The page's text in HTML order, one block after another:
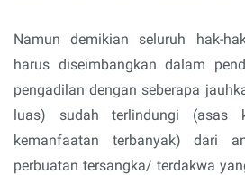
Namun demikian seluruh hak-
harus diseimbangkan dalam
pengadilan dengan seberapa
luas) sudah terlindungi (asas
kemanfaatan terbanyak) dari
perbuatan tersangka/ terdakwa